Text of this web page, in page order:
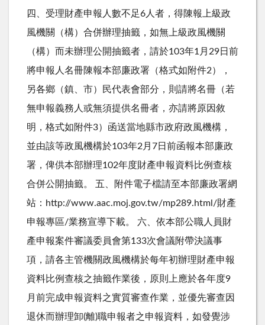
四、受理財產申報人數不足6人者，得陳報上級政
風機關（構）合併辦理抽籤，如無上級政風機關
（構）而未辦理公開抽籤者，請於103年1月29日前
將申報人名冊陳報本部廉政署（格式如附件2），
另各鄉（鎮、市）民代表會部分，則請將名冊（若
無申報義務人或無須提供名冊者，亦請將原因敘
明，格式如附件3）函送當地縣市政府政風機構，
並由該等政風機構於103年2月7日前函報本部廉政
署，俾供本部辦理102年度財產申報資料比例查核
合併公開抽籤。 五、附件電子檔請至本部廉政署網
站：http://www.aac.moj.gov.tw/mp289.html/財產
申報專區/業務宣導下載。 六、依本部公職人員財
產申報案件審議委員會第133次會議附帶決議事
項，請各主管機關政風機構於每年初辦理財產申報
資料比例查核之抽籤作業後，原則上應於各年度9
月前完成申報資料之實質審查作業，並優先審查因
退休而辦理卸(離)職申報者之申報資料，如發覺涉